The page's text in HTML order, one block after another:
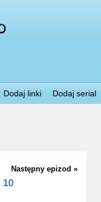
Dodaj linki Dodaj serial
Następny epizod »